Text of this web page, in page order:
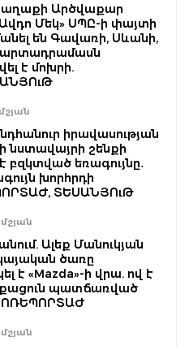
Արծվաքար
Մեկ» ՍՊԸ-ի փայտի
են Գավառի, Սևանի,
արտադրամասն
է մոխրի.
իրավասության
շենքի
բզկտված եռագույնը․
խորհրդի
ՏԵՍԱՆՅՈւԹ
Ալեք Մանուկյան
ծառը
է «Mazda»-ի վրա. ով է
պատճառված